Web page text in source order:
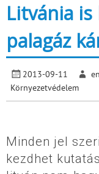
Litvánia
palagáz
2013-09-11
Környezetvédelem
Minden jel
kezdhet